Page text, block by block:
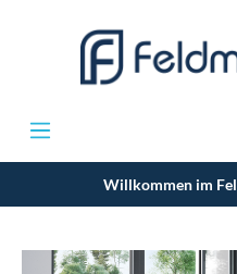
Willkommen im